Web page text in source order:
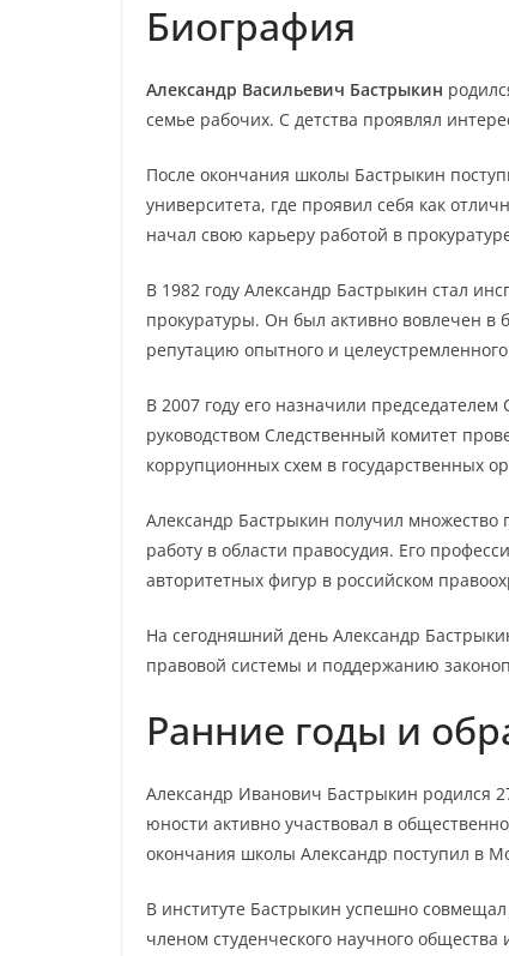
Биография
Александр Васильевич Бастрыкин
семье рабочих. С детства проявлял
После окончания школы Бастрыкин
университета, где проявил себя как
начал свою карьеру работой в
В 1982 году Александр Бастрыкин стал
прокуратуры. Он был активно вовлечен в
репутацию опытного и целеустремленного
В 2007 году его назначили
руководством Следственный комитет
коррупционных схем в государственных
Александр Бастрыкин получил
работу в области правосудия. Его
авторитетных фигур в российском
На сегодняшний день Александр
правовой системы и поддержанию
Ранние годы и
Александр Иванович Бастрыкин родился
юности активно участвовал в
окончания школы Александр поступил в
В институте Бастрыкин успешно
членом студенческого научного